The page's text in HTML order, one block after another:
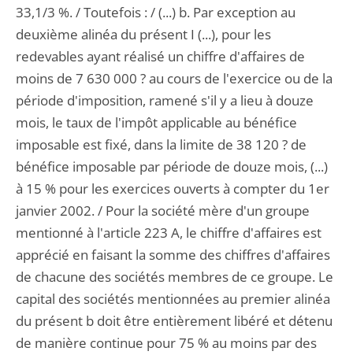
33,1/3 %. / Toutefois : / (...) b. Par exception au
deuxième alinéa du présent I (...), pour les
redevables ayant réalisé un chiffre d'affaires de
moins de 7 630 000 ? au cours de l'exercice ou de la
période d'imposition, ramené s'il y a lieu à douze
mois, le taux de l'impôt applicable au bénéfice
imposable est fixé, dans la limite de 38 120 ? de
bénéfice imposable par période de douze mois, (...)
à 15 % pour les exercices ouverts à compter du 1er
janvier 2002. / Pour la société mère d'un groupe
mentionné à l'article 223 A, le chiffre d'affaires est
apprécié en faisant la somme des chiffres d'affaires
de chacune des sociétés membres de ce groupe. Le
capital des sociétés mentionnées au premier alinéa
du présent b doit être entièrement libéré et détenu
de manière continue pour 75 % au moins par des